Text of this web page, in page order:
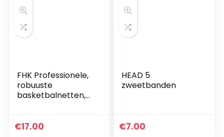
FHK Professionele,
robuuste
basketbalnetten,
standaard
€17.00
HEAD 5
zweetbanden
€7.00